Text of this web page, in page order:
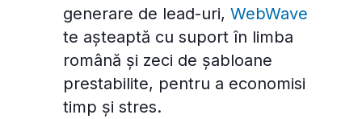
generare de lead-uri, WebWave
te așteaptă cu suport în limba
română și zeci de șabloane
prestabilite, pentru a economisi
timp și stres.